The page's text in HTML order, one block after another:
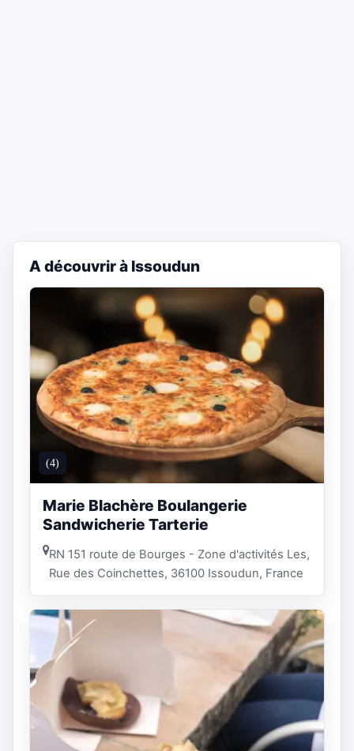
A découvrir à Issoudun
(4)
Marie Blachère Boulangerie
Sandwicherie Tarterie
RN 151 route de Bourges - Zone d'activités Les,
Rue des Coinchettes, 36100 Issoudun, France